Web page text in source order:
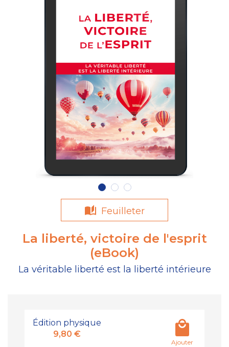
Feuilleter
La liberté, victoire de l'esprit
(eBook)
La véritable liberté est la liberté intérieure
Édition physique
9,80 €
Ajouter